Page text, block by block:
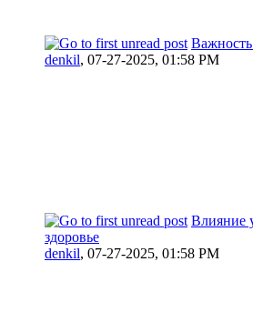
denkil, 07-27-2025, 01:58 PM
Влияние
здоровье
denkil, 07-27-2025, 01:58 PM